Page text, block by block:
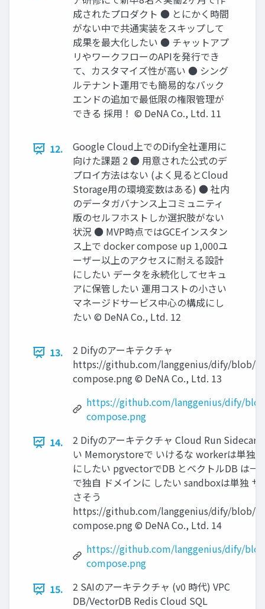
成されたプロダクト ● とにかく時間
がない中で共通実装をスキップして
成果を最大化したい ● チャットアプ
リやワークフローのAPIを発行でき
て、カスタマイズ性が高い ● シング
ルテナント運用でも簡易的なバック
エンドの追加で最低限の権限管理が
できる 採用！ © DeNA Co., Ltd. 11
12.
Google Cloud上でのDify全社運用に
向けた課題 2 ● 用意された公式のデ
プロイ方法はない (よく見るとCloud
Storage用の環境変数はある) ● 社内
のデータガバナンス上コミュニティ
版のセルフホストしか選択肢がない
状況 ● MVP時点ではGCEインスタン
ス上で docker compose up 1,000ユ
ーザー以上のアクセスに耐える設計
にしたい データを永続化してセキュ
アに保管したい 運用コストの小さい
マネージドサービス中心の構成にし
たい © DeNA Co., Ltd. 12
13.
2 Difyのアーキテクチャ
https://github.com/langgenius/dify/blob/
compose.png © DeNA Co., Ltd. 13
https://github.com/langgenius/dify/
compose.png
14.
2 Difyのアーキテクチャ Cloud Run Sidecars
い Memorystoreで いけるな workerは単独
にしたい pgvectorでDB とベクトルDB は一
で独自 ドメインに したい sandboxは単独
さそう
https://github.com/langgenius/dify/blob/
compose.png © DeNA Co., Ltd. 14
https://github.com/langgenius/dify/
compose.png
15.
2 SAIのアーキテクチャ (v0 時代) VPC
DB/VectorDB Redis Cloud SQL